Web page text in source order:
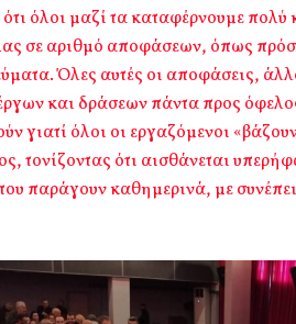
όλοι μαζί τα καταφέρνουμε πολύ
σε αριθμό αποφάσεων, όπως
Όλες αυτές οι αποφάσεις,
και δράσεων πάντα προς
γιατί όλοι οι εργαζόμενοι
τονίζοντας ότι αισθάνεται
παράγουν καθημερινά, με